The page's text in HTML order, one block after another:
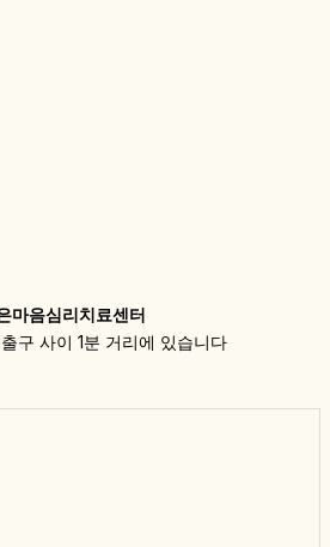
마음심리치료센터
구 사이 1분 거리에 있습니다